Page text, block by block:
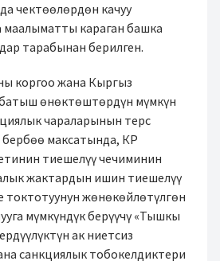
чектөөлөрдөн качуу
караган башка
тарабынан берилген.
коргоо жана Кыргыз
өнөктөштөрдүн мүмкүн
чараларынын терс
максатында, КР
тиешелүү чечиминин
жактардын ишин тиешелүү
токтотуунун жөнөкөйлөтүлгөн
мүмкүндүк берүүчү «Тышкы
ак ниетсиз
санкциялык тобокелдиктери